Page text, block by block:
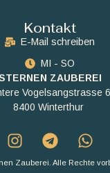
Kontakt
E-Mail schreiben
MI - SO
ZAUBEREI
Vogelsangstrasse 6
8400 Winterthur
Zauberei. Alle Rechte